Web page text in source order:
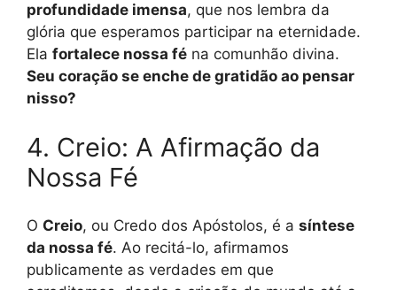
profundidade imensa, que nos lembra da
glória que esperamos participar na eternidade.
Ela fortalece nossa fé na comunhão divina.
Seu coração se enche de gratidão ao pensar
nisso?
4. Creio: A Afirmação da
Nossa Fé
O Creio, ou Credo dos Apóstolos, é a síntese
da nossa fé. Ao recitá-lo, afirmamos
publicamente as verdades em que